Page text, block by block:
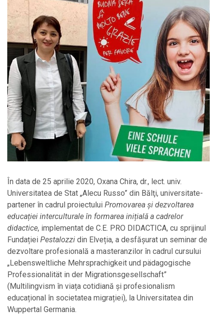
În data de 25 aprilie 2020, Oxana Chira, dr., lect. univ.
Universitatea de Stat „Alecu Russo” din Bălţi, universitate-
partener în cadrul proiectului Promovarea şi dezvoltarea
educației interculturale în formarea inițială a cadrelor
didactice, implementat de C.E. PRO DIDACTICA, cu sprijinul
Fundației Pestalozzi din Elveția, a desfășurat un seminar de
dezvoltare profesională a masteranzilor în cadrul cursului
„Lebensweltliche Mehrsprachigkeit und pädagogische
Professionalität in der Migrationsgesellschaft”
(Multilingvism în viața cotidiană și profesionalism
educațional în societatea migrației), la Universitatea din
Wuppertal Germania.